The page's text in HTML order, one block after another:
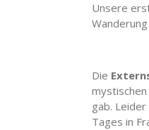
Unsere
Die
gab.
Tages in